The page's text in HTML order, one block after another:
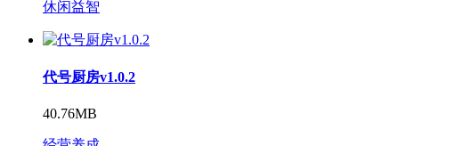
休闲益智
代号厨房v1.0.2
40.76MB